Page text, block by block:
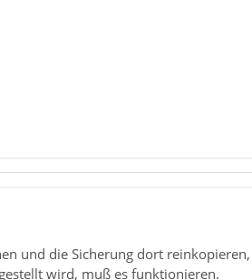
und die Sicherung dort
wird, muß es funktionieren.